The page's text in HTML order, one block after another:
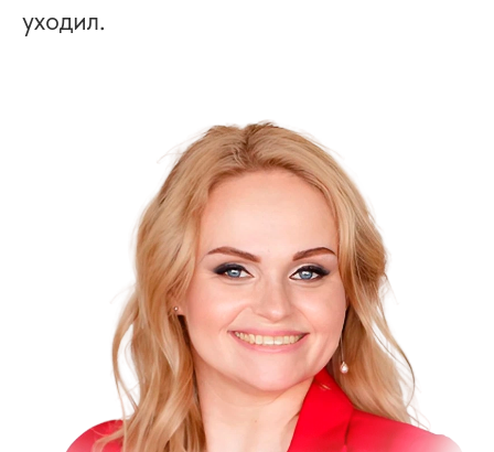
уходил.